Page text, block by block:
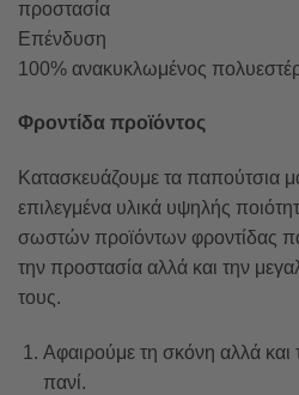
προστασία
Επένδυση
100% ανακυκλωμένος
Φροντίδα προϊόντος
Κατασκευάζουμε τα παπούτσια
επιλεγμένα υλικά υψηλής
σωστών προϊόντων φροντίδας
την προστασία αλλά και την
τους.
Αφαιρούμε τη σκόνη αλλά και
πανί.